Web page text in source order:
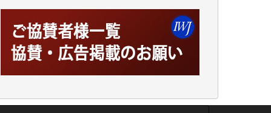
今日、僅かですがカンパしました。IWJの危
機を乗り切るには到底及ばない額ですが病気
の妻を抱えている私にとっては精一杯のカン
や解説記事、そして各界の方々とのインタビ